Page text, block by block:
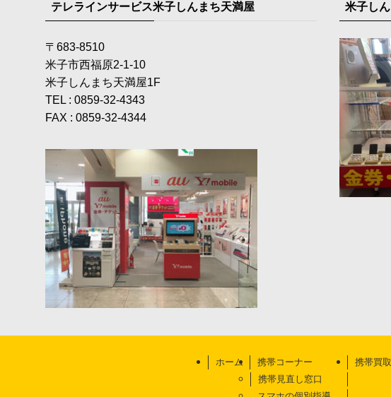
テレラインサービス米子しんまち天満屋
〒683-8510
米子市西福原2-1-10
米子しんまち天満屋1F
TEL : 0859-32-4343
FAX : 0859-32-4344
米子し
ホーム
携帯コーナー
携帯見直し窓口
携帯買